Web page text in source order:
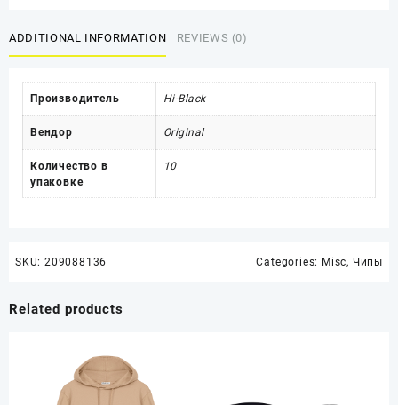
ADDITIONAL INFORMATION REVIEWS (0)
Производитель Hi-Black
Вендор Original
Количество в
упаковке
10
SKU: 209088136 Categories: Misc, Чипы
Related products